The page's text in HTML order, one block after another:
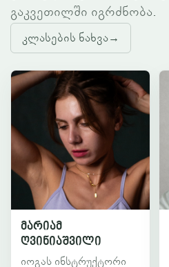
გაკვეთილში იგრძნობა.
კლასების ნახვა→
მარიამ
ღვინიაშვილი
იოგას ინსტრუქტორი